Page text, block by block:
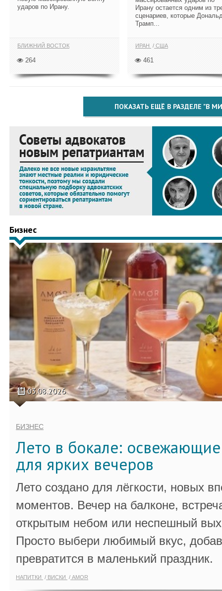
ударов по Ирану.
БЛИЖНИЙ ВОСТОК
264
Ирану остается одним из
сценариев, которые
Трамп...
ИРАН США
461
ПОКАЗАТЬ ЕЩЁ В РАЗДЕЛЕ "В
Бизнес
03.08.2026
БИЗНЕС
Лето в бокале:
для ярких вечеров
Лето создано для лёгкости, новых
моментов. Вечер на балконе,
открытым небом или неспешный
Просто выбери любимый вкус,
превратится в маленький праздник.
НАПИТКИ ВИСКИ AMOR